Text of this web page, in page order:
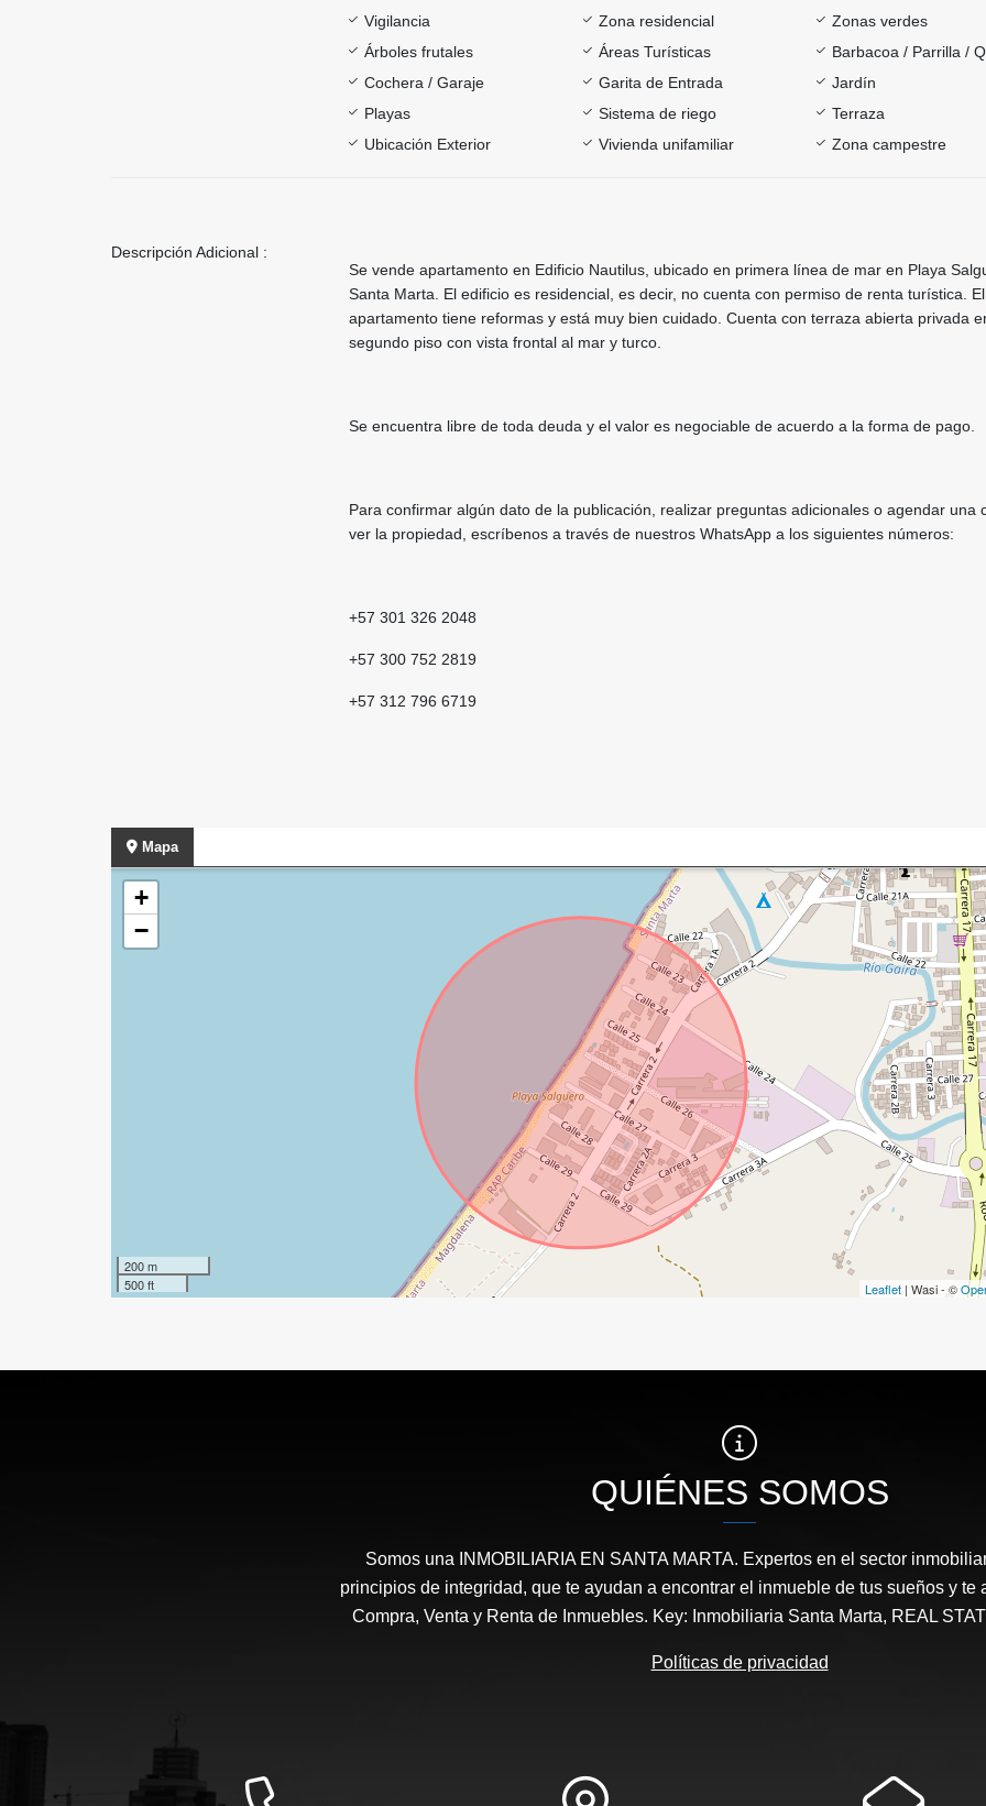
Vigilancia
Zona residencial
Zonas verdes
Árboles frutales
Áreas Turísticas
Barbacoa / Parrilla /
Cochera / Garaje
Garita de Entrada
Jardín
Playas
Sistema de riego
Terraza
Ubicación Exterior
Vivienda unifamiliar Zona campestre
Descripción Adicional :
Se vende apartamento en Edificio Nautilus, ubicado en primera línea de mar en Playa
Santa Marta. El edificio es residencial, es decir, no cuenta con permiso de renta turística. El
apartamento tiene reformas y está muy bien cuidado. Cuenta con terraza abierta privada
segundo piso con vista frontal al mar y turco.
Se encuentra libre de toda deuda y el valor es negociable de acuerdo a la forma de pago.
Para confirmar algún dato de la publicación, realizar preguntas adicionales o agendar una
ver la propiedad, escríbenos a través de nuestros WhatsApp a los siguientes números:
+57 301 326 2048
+57 300 752 2819
+57 312 796 6719
Mapa
+
−
200 m
500 ft
Leaflet | Wasi - ©
QUIÉNES SOMOS
Somos una INMOBILIARIA EN SANTA MARTA. Expertos en el sector
principios de integridad, que te ayudan a encontrar el inmueble de tus sueños y te
Compra, Venta y Renta de Inmuebles. Key: Inmobiliaria Santa Marta, REAL
Políticas de privacidad